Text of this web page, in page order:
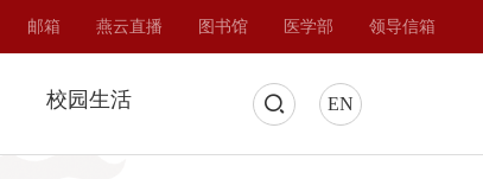
邮箱 燕云直播 图书馆 医学部 领导信箱
校园生活 EN